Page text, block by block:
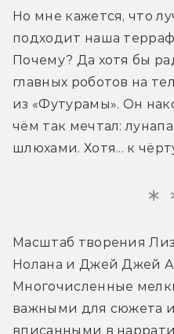
Но мне кажется, что
подходит наша
Почему? Да хотя бы
главных роботов на
из «Футурамы». Он
чём так мечтал:
шлюхами. Хотя... к
Масштаб творения
Нолана и Джей Джей
Многочисленные
важными для сюжета и
вписанными в